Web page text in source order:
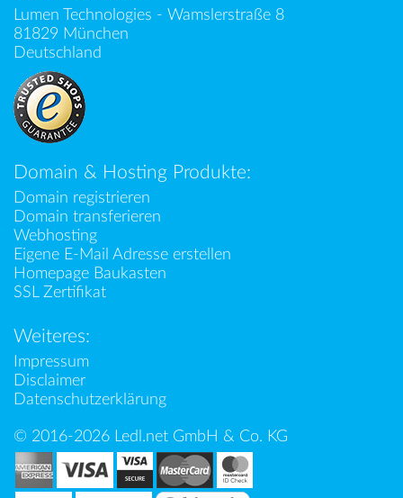
Lumen Technologies - Wamslerstraße 8
81829 München
Deutschland
Domain & Hosting Produkte:
Domain registrieren
Domain transferieren
Webhosting
Eigene E-Mail Adresse erstellen
Homepage Baukasten
SSL Zertifikat
Weiteres:
Impressum
Disclaimer
Datenschutzerklärung
© 2016-2026 Ledl.net GmbH & Co. KG